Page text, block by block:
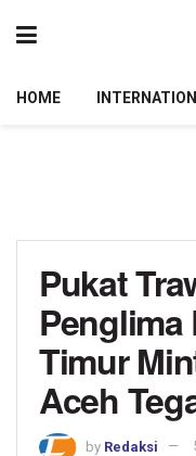
HOME
Pukat
Timur
Aceh
by Redaksi